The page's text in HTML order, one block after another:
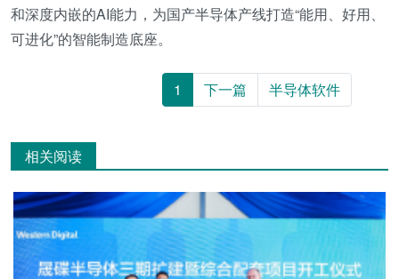
和深度内嵌的AI能力，为国产半导体产线打造“能用、好用、
可进化”的智能制造底座。
1 下一篇 半导体软件
相关阅读